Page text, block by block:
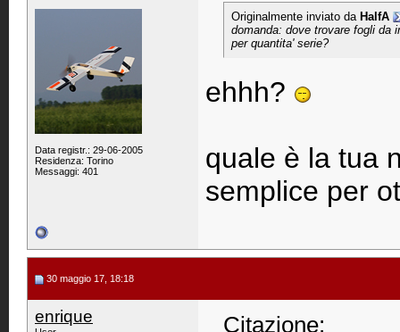
Data registr.: 29-06-2005
Residenza: Torino
Messaggi: 401
Originalmente inviato da HalfA
domanda: dove trovare fogli da
per quantita' serie?
ehhh?
quale è la tua
semplice per
30 maggio 17, 18:18
enrique Citazione: